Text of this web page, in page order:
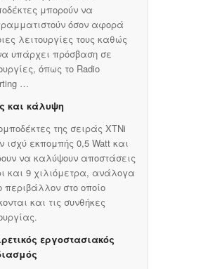
μπορούν να
όσον αφορά
λειτουργίες τους καθώς
υπάρχει πρόσβαση σε
όπως το Radio
…
και κάλυψη
της σειράς XTNi
ισχύ εκπομπής 0,5 Watt και
να καλύψουν αποστάσεις
και 9 χιλιόμετρα, ανάλογα
περιβάλλον στο οποίο
και τις συνθήκες
εργοστασιακός